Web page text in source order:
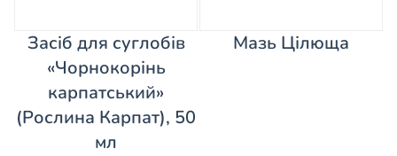
Засіб для суглобів
«Чорнокорінь
карпатський»
(Рослина Карпат), 50
мл
Мазь Цілюща